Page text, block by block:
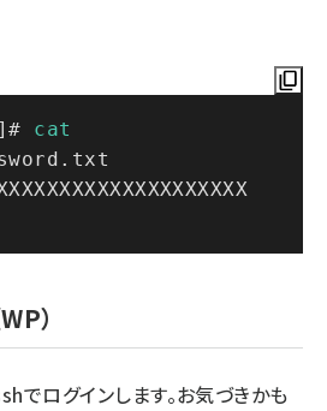
cat
）
ログインします。お気づきかも